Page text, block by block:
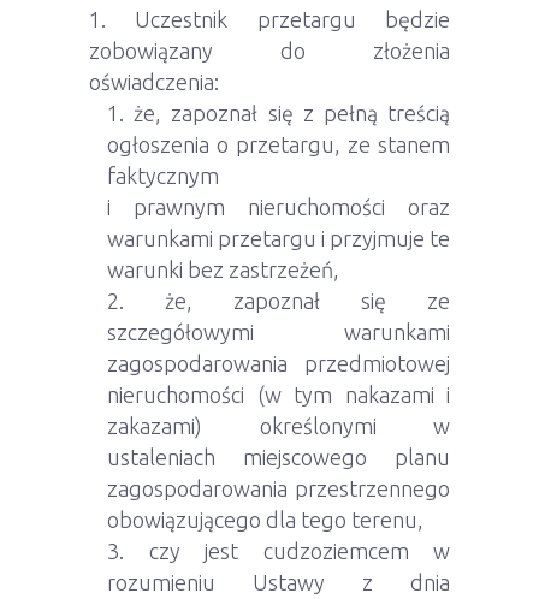
Uczestnik przetargu będzie
zobowiązany do złożenia
oświadczenia:
że, zapoznał się z pełną treścią
ogłoszenia o przetargu, ze stanem
faktycznym
i prawnym nieruchomości oraz
warunkami przetargu i przyjmuje te
warunki bez zastrzeżeń,
że, zapoznał się ze
szczegółowymi warunkami
zagospodarowania przedmiotowej
nieruchomości (w tym nakazami i
zakazami) określonymi w
ustaleniach miejscowego planu
zagospodarowania przestrzennego
obowiązującego dla tego terenu,
czy jest cudzoziemcem w
rozumieniu Ustawy z dnia